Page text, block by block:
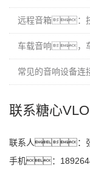
远程音箱：
车载音响，
常见的音响设备连
联系糖心
联系人：
手机：